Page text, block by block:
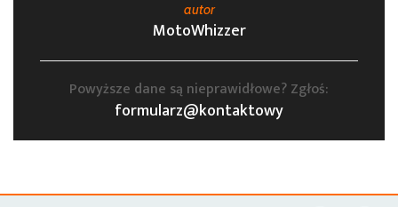
autor
MotoWhizzer
Powyższe dane są nieprawidłowe? Zgłoś:
formularz@kontaktowy